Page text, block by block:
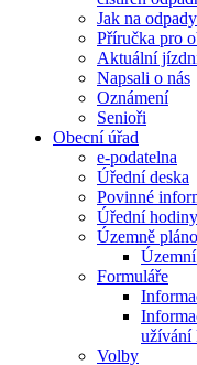
Jak na
Příručka pro
Aktuální
Napsali o nás
Oznámení
Senioři
Obecní úřad
e-podatelna
Úřední deska
Povinné
Úřední
Územně
Formuláře
užívání
Volby